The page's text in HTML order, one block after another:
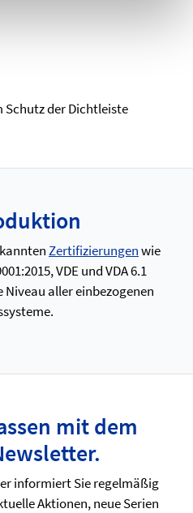
Schutz der Dichtleiste
Zertifizierungenwie
VDE und VDA 6.1
Niveau aller einbezogenen
mit dem
informiert Sie regelmäßig
Aktionen, neue Serien